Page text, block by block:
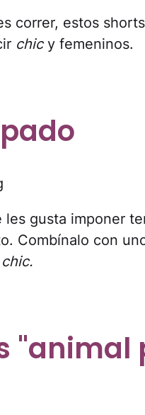
correr, estos
chicy femeninos.
les gusta imponer
Combínalo con
chic.
"animal